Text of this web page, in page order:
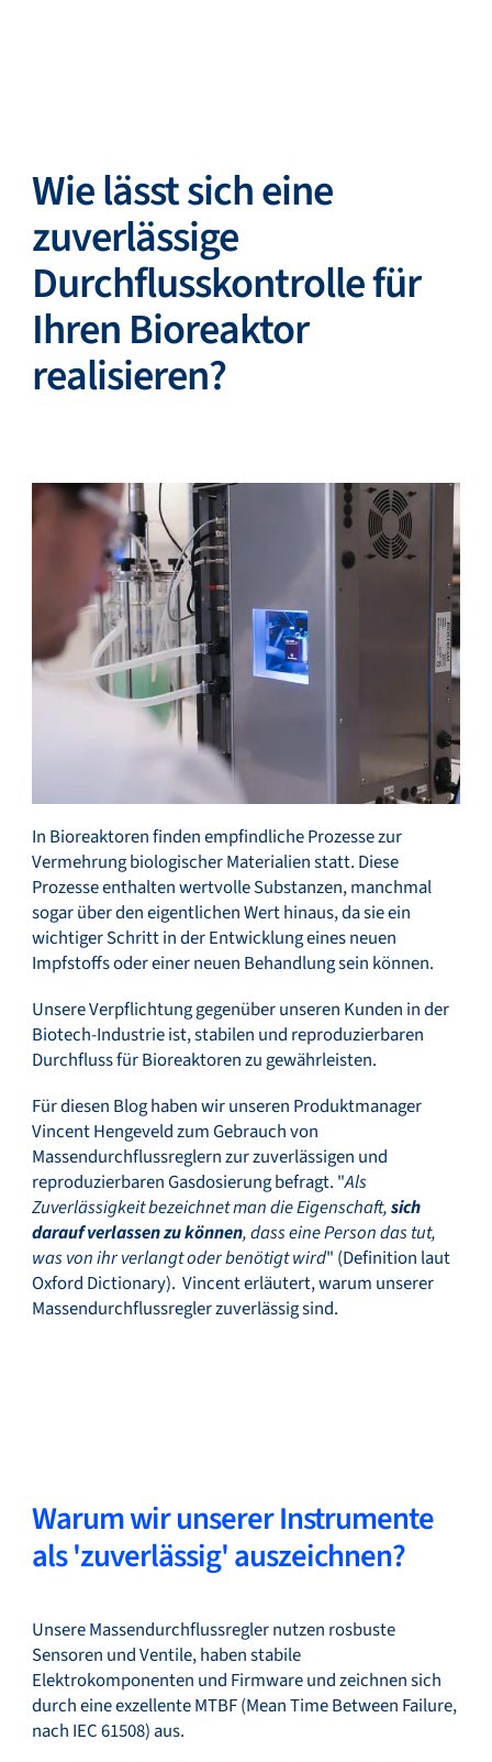
Zurück
Suche... DE
Produkte
Service & Support
Flow Academy
Kontakt aufnehmen
Wie lässt sich eine
zuverlässige
Durchflusskontrolle für
Ihren Bioreaktor
realisieren?
In Bioreaktoren finden empfindliche Prozesse zur
Vermehrung biologischer Materialien statt. Diese
Prozesse enthalten wertvolle Substanzen, manchmal
sogar über den eigentlichen Wert hinaus, da sie ein
wichtiger Schritt in der Entwicklung eines neuen
Impfstoffs oder einer neuen Behandlung sein können.
Unsere Verpflichtung gegenüber unseren Kunden in der
Biotech-Industrie ist, stabilen und reproduzierbaren
Durchfluss für Bioreaktoren zu gewährleisten.
Für diesen Blog haben wir unseren Produktmanager
Vincent Hengeveld zum Gebrauch von
Massendurchflussreglern zur zuverlässigen und
reproduzierbaren Gasdosierung befragt. "Als
Zuverlässigkeit bezeichnet man die Eigenschaft,sich
darauf verlassen zu können, dass eine Person das tut,
was von ihr verlangt oder benötigt wird" (Definition laut
Oxford Dictionary). Vincent erläutert, warum unserer
Massendurchflussregler zuverlässig sind.
Warum wir unserer Instrumente
als 'zuverlässig' auszeichnen?
Unsere Massendurchflussregler nutzen rosbuste
Sensoren und Ventile, haben stabile
Elektrokomponenten und Firmware und zeichnen sich
durch eine exzellente MTBF (Mean Time Between Failure,
nach IEC 61508) aus.